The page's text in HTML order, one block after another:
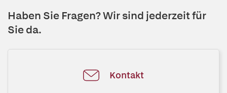
Haben Sie Fragen? Wir sind jederzeit für
Sie da.
Kontakt